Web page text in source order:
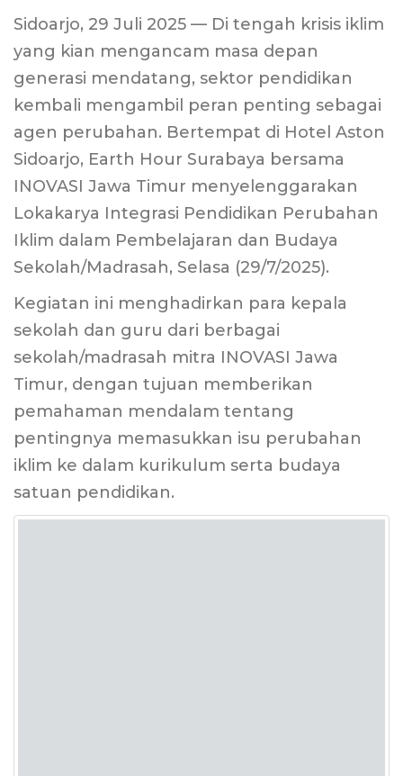
Sidoarjo, 29 Juli 2025 — Di tengah krisis iklim
yang kian mengancam masa depan
generasi mendatang, sektor pendidikan
kembali mengambil peran penting sebagai
agen perubahan. Bertempat di Hotel Aston
Sidoarjo, Earth Hour Surabaya bersama
INOVASI Jawa Timur menyelenggarakan
Lokakarya Integrasi Pendidikan Perubahan
Iklim dalam Pembelajaran dan Budaya
Sekolah/Madrasah, Selasa (29/7/2025).
Kegiatan ini menghadirkan para kepala
sekolah dan guru dari berbagai
sekolah/madrasah mitra INOVASI Jawa
Timur, dengan tujuan memberikan
pemahaman mendalam tentang
pentingnya memasukkan isu perubahan
iklim ke dalam kurikulum serta budaya
satuan pendidikan.